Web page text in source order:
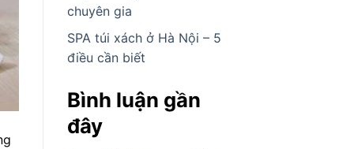
chuyên gia
SPA túi xách ở Hà Nội – 5
điều cần biết
Bình luận gần
đây